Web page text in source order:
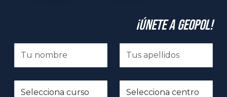
¡Únete a GeoPol!